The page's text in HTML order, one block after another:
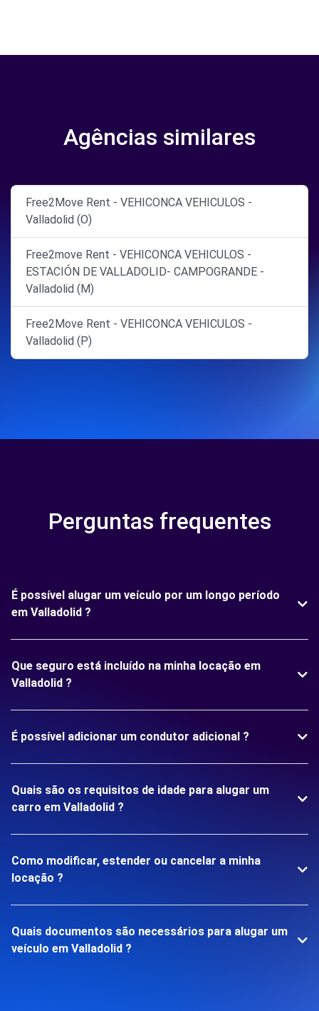
Agências similares
Free2Move Rent - VEHICONCA VEHICULOS -
Valladolid (O)
Free2move Rent - VEHICONCA VEHICULOS -
ESTACIÓN DE VALLADOLID- CAMPOGRANDE -
Valladolid (M)
Free2Move Rent - VEHICONCA VEHICULOS -
Valladolid (P)
Perguntas frequentes
É possível alugar um veículo por um longo período
em Valladolid ?
Que seguro está incluído na minha locação em
Valladolid ?
É possível adicionar um condutor adicional ?
Quais são os requisitos de idade para alugar um
carro em Valladolid ?
Como modificar, estender ou cancelar a minha
locação ?
Quais documentos são necessários para alugar um
veículo em Valladolid ?